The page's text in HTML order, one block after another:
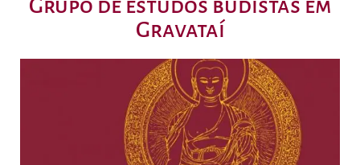
Grupo de estudos budistas em
Gravataí